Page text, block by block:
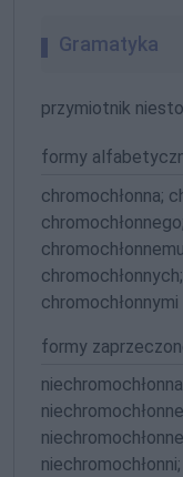
Gramatyka
przymiotnik
formy
chromochłonna;
chromochłonnymi
formy